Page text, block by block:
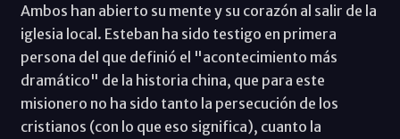
Ambos han abierto su mente y su corazón al salir de la
iglesia local. Esteban ha sido testigo en primera
persona del que definió el "acontecimiento más
dramático" de la historia china, que para este
misionero no ha sido tanto la persecución de los
cristianos (con lo que eso significa), cuanto la